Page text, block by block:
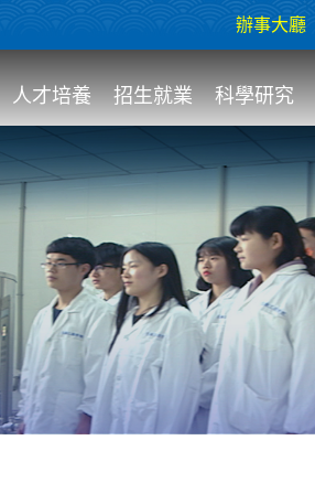
辦事大廳
人才培養 招生就業 科學研究